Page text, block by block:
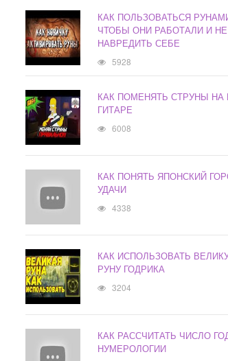
КАК ПОЛЬЗОВАТЬСЯ
ЧТОБЫ ОНИ РАБОТАЛИ И НЕ
НАВРЕДИТЬ СЕБЕ
5928
КАК ПОМЕНЯТЬ СТРУНЫ НА
ГИТАРЕ
6008
КАК ПОНЯТЬ ЯПОНСКИЙ
УДАЧИ
4338
КАК ИСПОЛЬЗОВАТЬ
РУНУ ГОДРИКА
3204
КАК РАССЧИТАТЬ ЧИСЛО
НУМЕРОЛОГИИ